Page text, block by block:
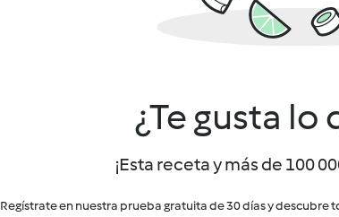
¿Te gusta lo
¡Esta receta y más de 100
Regístrate en nuestra prueba gratuita de 30 días y